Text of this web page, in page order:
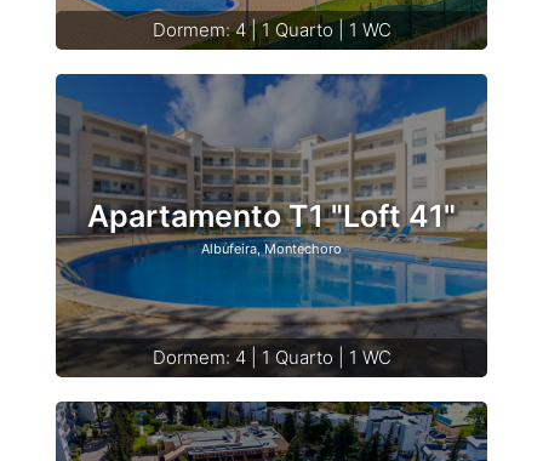
Dormem: 4 | 1 Quarto | 1 WC
Apartamento T1 "Loft 41"
Albufeira, Montechoro
Dormem: 4 | 1 Quarto | 1 WC